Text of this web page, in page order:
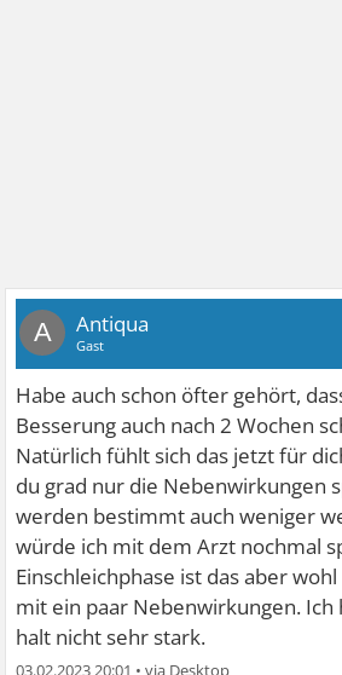
A Antiqua
Gast
Habe auch schon öfter gehört,
Besserung auch nach 2 Wochen
Natürlich fühlt sich das jetzt für
du grad nur die Nebenwirkungen
werden bestimmt auch weniger
würde ich mit dem Arzt nochmal
Einschleichphase ist das aber
mit ein paar Nebenwirkungen. Ich
halt nicht sehr stark.
03.02.2023 20:01 •